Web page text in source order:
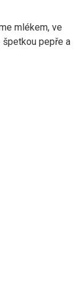
mlékem, ve
pepře a